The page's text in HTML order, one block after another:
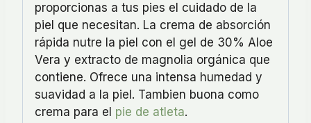
proporcionas a tus pies el cuidado de la
piel que necesitan. La crema de absorción
rápida nutre la piel con el gel de 30% Aloe
Vera y extracto de magnolia orgánica que
contiene. Ofrece una intensa humedad y
suavidad a la piel. Tambien buona como
crema para el pie de atleta.